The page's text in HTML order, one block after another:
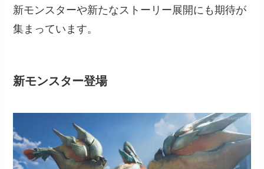
新モンスターや新たなストーリー展開にも期待が
集まっています。
新モンスター登場